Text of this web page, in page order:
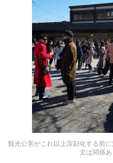
観光公害がこれ以上深刻化する前
文は関係あ